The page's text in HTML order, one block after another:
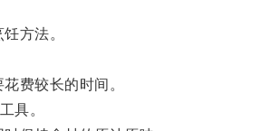
方法。
费较长的时间。
具。